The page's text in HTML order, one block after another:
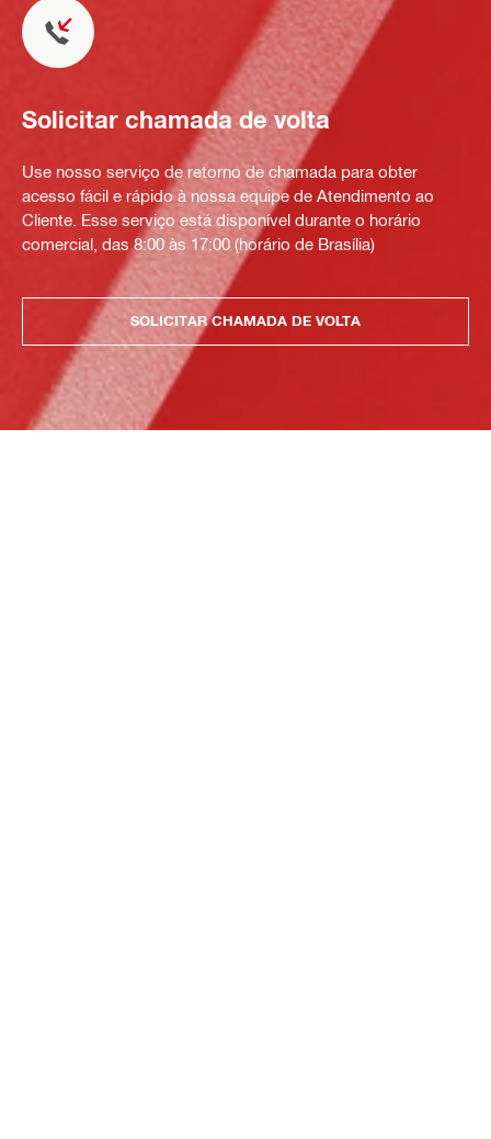
Solicitar chamada de volta
Use nosso serviço de retorno de chamada para obter
acesso fácil e rápido à nossa equipe de Atendimento ao
Cliente. Esse serviço está disponível durante o horário
comercial, das 8:00 às 17:00 (horário de Brasília)
SOLICITAR CHAMADA DE VOLTA